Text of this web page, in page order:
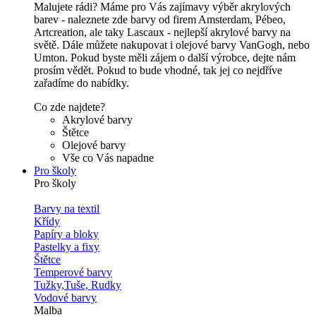
Malujete rádi? Máme pro Vás zajímavy výběr akrylových
barev - naleznete zde barvy od firem Amsterdam, Pébeo,
Artcreation, ale taky Lascaux - nejlepší akrylové barvy na
světě. Dále můžete nakupovat i olejové barvy VanGogh, nebo
Umton. Pokud byste měli zájem o další výrobce, dejte nám
prosím vědět. Pokud to bude vhodné, tak jej co nejdříve
zařadíme do nabídky.
Co zde najdete?
Akrylové barvy
Štětce
Olejové barvy
Vše co Vás napadne
Pro školy
Pro školy
Barvy na textil
Křídy
Papíry a bloky
Pastelky a fixy
Štětce
Temperové barvy
Tužky,Tuše, Rudky
Vodové barvy
Malba